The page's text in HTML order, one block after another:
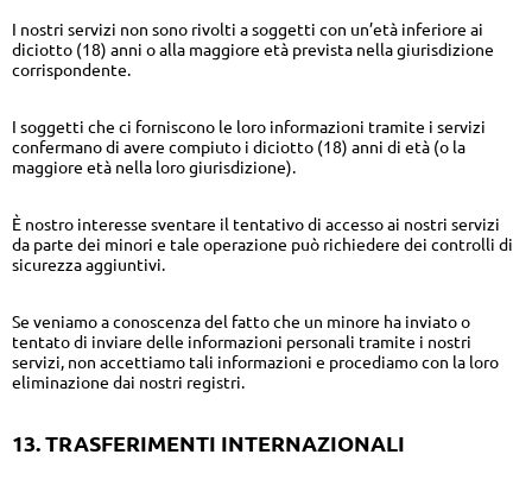
I nostri servizi non sono rivolti a soggetti con un’età inferiore ai
diciotto (18) anni o alla maggiore età prevista nella giurisdizione
corrispondente.
I soggetti che ci forniscono le loro informazioni tramite i servizi
confermano di avere compiuto i diciotto (18) anni di età (o la
maggiore età nella loro giurisdizione).
È nostro interesse sventare il tentativo di accesso ai nostri servizi
da parte dei minori e tale operazione può richiedere dei controlli di
sicurezza aggiuntivi.
Se veniamo a conoscenza del fatto che un minore ha inviato o
tentato di inviare delle informazioni personali tramite i nostri
servizi, non accettiamo tali informazioni e procediamo con la loro
eliminazione dai nostri registri.
13. TRASFERIMENTI INTERNAZIONALI